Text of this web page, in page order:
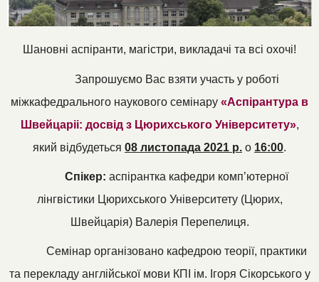
Шановні аспіранти, магістри, викладачі та всі охочі!
Запрошуємо Вас взяти участь у роботі
міжкафедрального наукового семінару «Аспірантура в
Швейцаріі: досвід з Цюрихського Університету»,
який відбудеться 08 листопада 2021 р. о 16:00.
Спікер: аспірантка кафедри комп’ютерної
лінгвістики Цюрихського Університету (Цюрих,
Швейцарія) Валерія Перепелиця.
Семінар організовано кафедрою теорії, практики
та перекладу англійської мови КПІ ім. Ігоря Сікорського у